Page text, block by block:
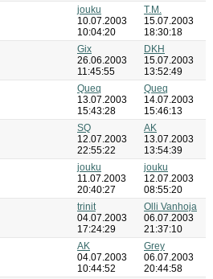
jouku
10.07.2003
10:04:20
T.M.
15.07.2003
18:30:18
Gix
26.06.2003
11:45:55
DKH
15.07.2003
13:52:49
Queq
13.07.2003
15:43:28
Queq
14.07.2003
15:46:13
SQ
12.07.2003
22:55:22
AK
13.07.2003
13:54:39
jouku
11.07.2003
20:40:27
jouku
12.07.2003
08:55:20
trinit
04.07.2003
17:24:29
Olli Vanhoja
06.07.2003
21:37:10
AK
04.07.2003
10:44:52
Grey
06.07.2003
20:44:58